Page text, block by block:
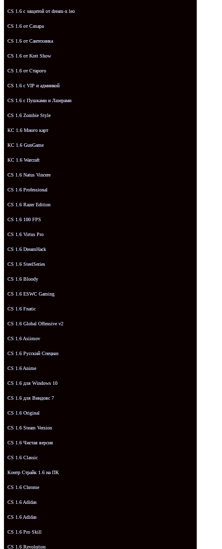
CS 1.6 с защитой от dream-x leo
CS 1.6 от Сахара
CS 1.6 от Сантехника
CS 1.6 от Kott Show
CS 1.6 от Старого
CS 1.6 с VIP и админкой
CS 1.6 с Пушками и Лазерами
CS 1.6 Zombie Style
КС 1.6 Много карт
КС 1.6 GunGame
КС 1.6 Warcraft
CS 1.6 Natus Vincere
CS 1.6 Professional
CS 1.6 Razer Edition
CS 1.6 100 FPS
CS 1.6 Virtus Pro
CS 1.6 DreamHack
CS 1.6 SteelSeries
CS 1.6 Bloody
CS 1.6 ESWC Gaming
CS 1.6 Fnatic
CS 1.6 Global Offensive v2
CS 1.6 Asiimov
CS 1.6 Русский Спецназ
CS 1.6 Anime
CS 1.6 для Windows 10
CS 1.6 для Виндовс 7
CS 1.6 Original
CS 1.6 Steam Version
CS 1.6 Чистая версия
CS 1.6 Classic
Контр Страйк 1.6 на ПК
CS 1.6 Chrome
CS 1.6 Adidas
CS 1.6 Adidas
CS 1.6 Pro Skill
CS 1.6 Revolution